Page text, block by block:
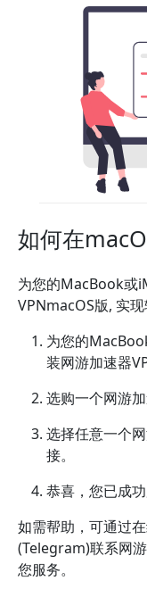
如何在
为您的MacBook或
VPNmacOS版, 实
为您的
装网游加速器
选购一个网游
选择任意一个
接。
恭喜，您已成
如需帮助，可通过
(Telegram)联系网
您服务。